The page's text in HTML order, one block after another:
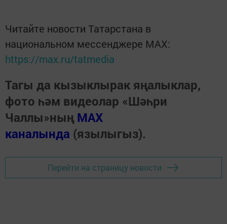
Читайте новости Татарстана в
национальном мессенджере MАХ:
https://max.ru/tatmedia
Тагы да кызыклырак яңалыклар,
фото һәм видеолар «Шәһри
Чаллы»ның MAX
каналында (язылыгыз).
Перейти на страницу новости